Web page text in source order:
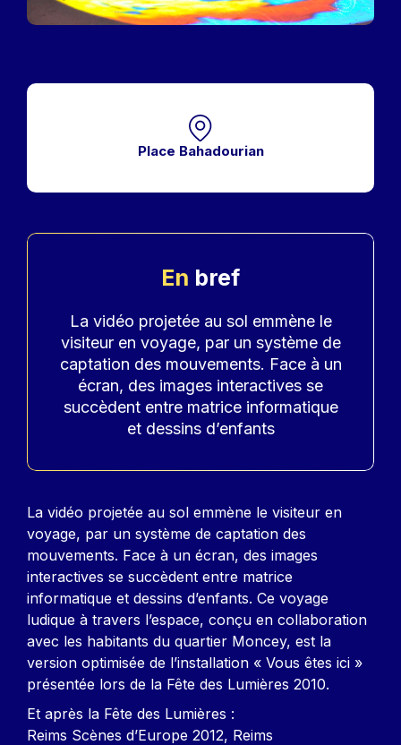
Place Bahadourian
En bref
Accroche
La vidéo projetée au sol emmène le
visiteur en voyage, par un système de
captation des mouvements. Face à un
écran, des images interactives se
succèdent entre matrice informatique
et dessins d’enfants
Contenu
La vidéo projetée au sol emmène le visiteur en
voyage, par un système de captation des
mouvements. Face à un écran, des images
interactives se succèdent entre matrice
informatique et dessins d’enfants. Ce voyage
ludique à travers l’espace, conçu en collaboration
avec les habitants du quartier Moncey, est la
version optimisée de l’installation « Vous êtes ici »
présentée lors de la Fête des Lumières 2010.
Et après la Fête des Lumières :
Reims Scènes d’Europe 2012, Reims